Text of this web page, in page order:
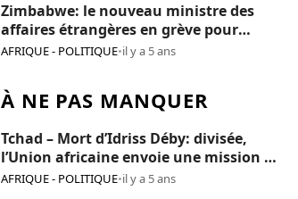
Zimbabwe: le nouveau ministre des
affaires étrangères en grève pour
salaire impayé
AFRIQUE - POLITIQUE•il y a 5 ans
À NE PAS MANQUER
Tchad – Mort d’Idriss Déby: divisée,
l’Union africaine envoie une mission de
« sauvetage » à N’Djamena
AFRIQUE - POLITIQUE•il y a 5 ans